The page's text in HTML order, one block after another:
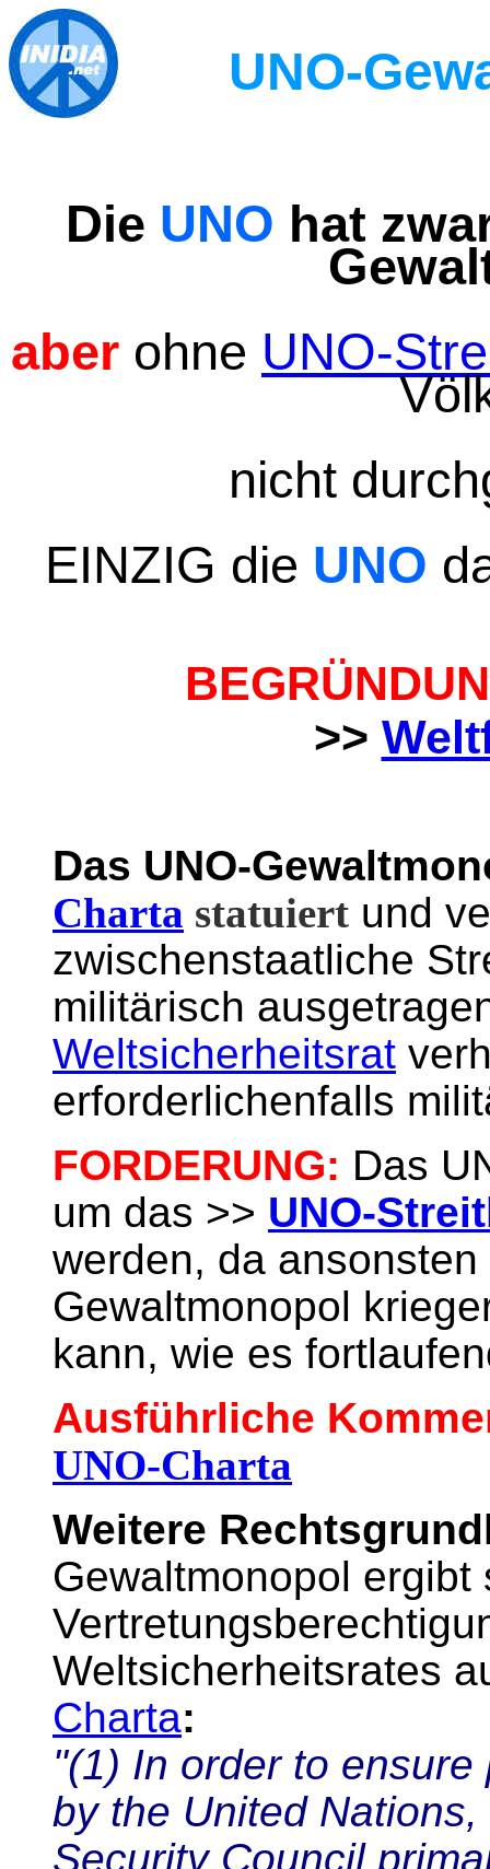
UNO-
Die UNO hat
aber ohne UNO-
nicht
EINZIG die UNO
>>
Das UNO-
Charta statuiert und
zwischenstaatliche
militärisch
Weltsicherheitsrat
erforderlichenfalls
FORDERUNG: Das
um das >> UNO-
werden, da
Gewaltmonopol
kann, wie es
Ausführliche
UNO-Charta
Weitere
Gewaltmonopol ergibt
Weltsicherheitsrates
Charta:
"(1) In order to
by the United
Security Council